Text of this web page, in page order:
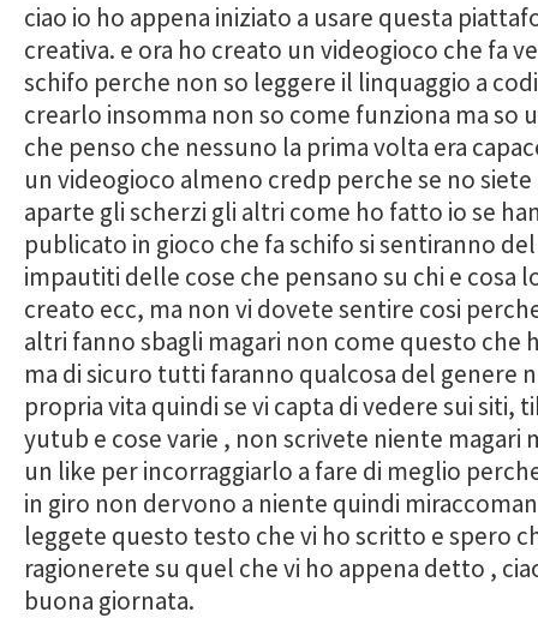
ciao io ho appena iniziato a usare questa
creativa. e ora ho creato un videogioco che fa
schifo perche non so leggere il linquaggio a
crearlo insomma non so come funziona ma so
che penso che nessuno la prima volta era
un videogioco almeno credp perche se no siete
aparte gli scherzi gli altri come ho fatto io se
publicato in gioco che fa schifo si sentiranno
impautiti delle cose che pensano su chi e cosa
creato ecc, ma non vi dovete sentire cosi
altri fanno sbagli magari non come questo che
ma di sicuro tutti faranno qualcosa del genere
propria vita quindi se vi capta di vedere sui siti,
yutub e cose varie , non scrivete niente magari
un like per incorraggiarlo a fare di meglio
in giro non dervono a niente quindi
leggete questo testo che vi ho scritto e spero
ragionerete su quel che vi ho appena detto ,
buona giornata.